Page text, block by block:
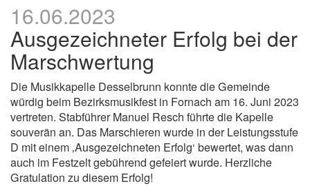
16.06.2023
Ausgezeichneter Erfolg bei der
Marschwertung
Die Musikkapelle Desselbrunn konnte die Gemeinde
würdig beim Bezirksmusikfest in Fornach am 16. Juni 2023
vertreten. Stabführer Manuel Resch führte die Kapelle
souverän an. Das Marschieren wurde in der Leistungsstufe
D mit einem ‚Ausgezeichneten Erfolg‘ bewertet, was dann
auch im Festzelt gebührend gefeiert wurde. Herzliche
Gratulation zu diesem Erfolg!